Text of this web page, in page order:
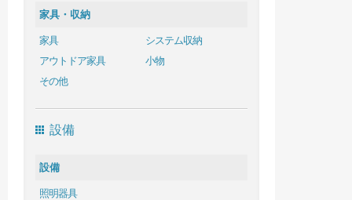
家具・収納
家具
システム収納
アウトドア家具
小物
その他
設備
設備
照明器具